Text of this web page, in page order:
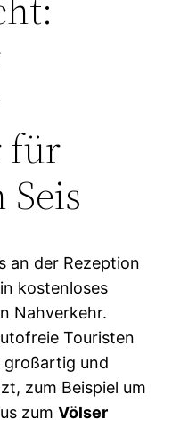
für
an der Rezeption
kostenloses
Nahverkehr.
Touristen
großartig und
zum Beispiel um
zumVölser